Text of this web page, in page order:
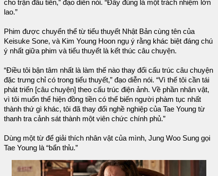
cho trận đầu tiên,” đạo diễn nói. “Đây đúng là một trách nhiệm lớn
lao.”
Phim được chuyển thể từ tiểu thuyết Nhật Bản cùng tên của
Keisuke Sone, và Kim Young Hoon ngụ ý rằng khác biệt đáng chú
ý nhất giữa phim và tiểu thuyết là kết thúc câu chuyện.
“Điều tôi bận tâm nhất là làm thế nào thay đổi cấu trúc câu chuyện
đặc trưng chỉ có trong tiểu thuyết,” đạo diễn nói. “Vì thế tôi cần tái
phát triển [câu chuyện] theo cấu trúc điện ảnh. Về phần nhân vật,
vì tôi muốn thể hiện đồng tiền có thể biến người phàm tục nhất
thành thứ gì khác, tôi đã thay đổi nghề nghiệp của Tae Young từ
thanh tra cảnh sát thành một viên chức chính phủ.”
Dùng một từ để giải thích nhân vật của mình, Jung Woo Sung gọi
Tae Young là “bẩn thỉu.”